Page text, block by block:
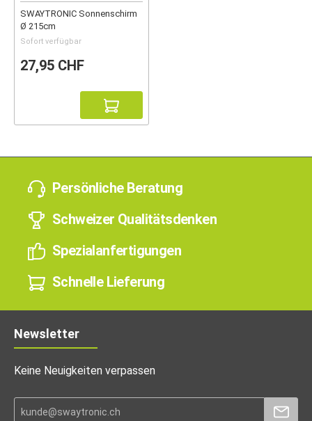
SWAYTRONIC Sonnenschirm
Ø 215cm
Sofort verfügbar
27,95 CHF
Persönliche Beratung
Schweizer Qualitätsdenken
Spezialanfertigungen
Schnelle Lieferung
Newsletter
Keine Neuigkeiten verpassen